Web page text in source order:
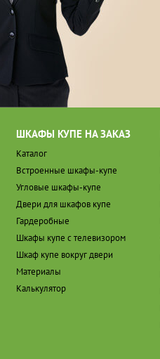
ШКАФЫ КУПЕ НА ЗАКАЗ
Каталог
Встроенные шкафы-купе
Угловые шкафы-купе
Двери для шкафов купе
Гардеробные
Шкафы купе с телевизором
Шкаф купе вокруг двери
Материалы
Калькулятор